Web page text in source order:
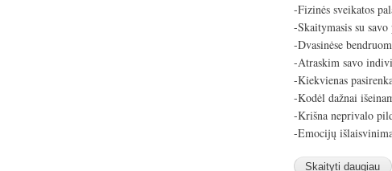
-Fizinės sveikatos
-Skaitymasis su
-Dvasinėse
-Atraskim savo
-Kiekvienas
-Kodėl dažnai
-Krišna neprivalo
-Emocijų